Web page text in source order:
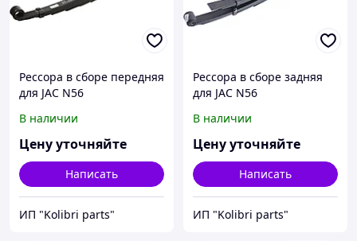
Рессора в сборе передняя
для JAC N56
В наличии
Цену уточняйте
Написать
ИП "Kolibri parts"
Рессора в сборе задняя
для JAC N56
В наличии
Цену уточняйте
Написать
ИП "Kolibri parts"